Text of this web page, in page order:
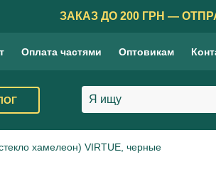
ЗАКАЗ ДО 200 ГРН —
Оплата частями Оптовикам
хамелеон) VIRTUE, черные